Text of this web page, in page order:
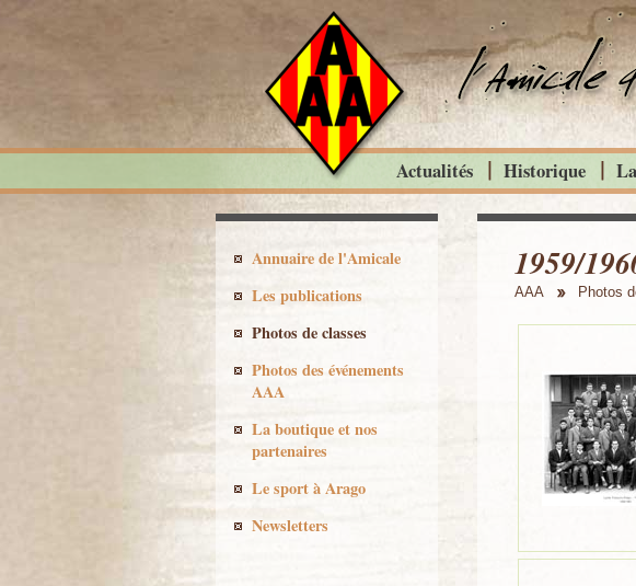
1959/
AAA Photos
Actualités Historique
Annuaire de l'Amicale
Les publications
Photos de classes
Photos des événements
AAA
La boutique et nos
partenaires
Le sport à Arago
Newsletters